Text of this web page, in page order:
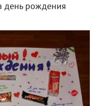
день рождения